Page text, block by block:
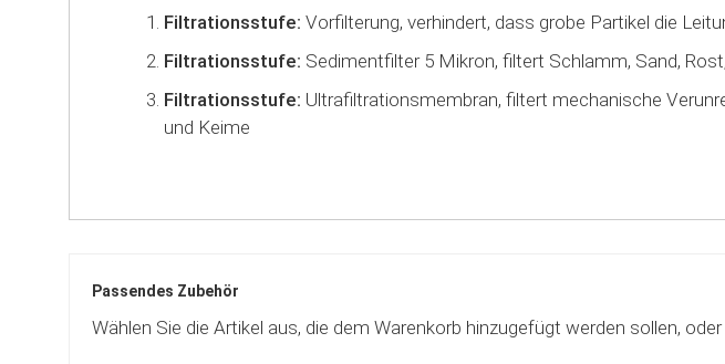
Filtrationsstufe: Vorfilterung, verhindert, dass grobe Partikel die
Filtrationsstufe: Sedimentfilter 5 Mikron, filtert Schlamm, Sand,
Filtrationsstufe: Ultrafiltrationsmembran, filtert mechanische
und Keime
Passendes Zubehör
Wählen Sie die Artikel aus, die dem Warenkorb hinzugefügt werden sollen, oder